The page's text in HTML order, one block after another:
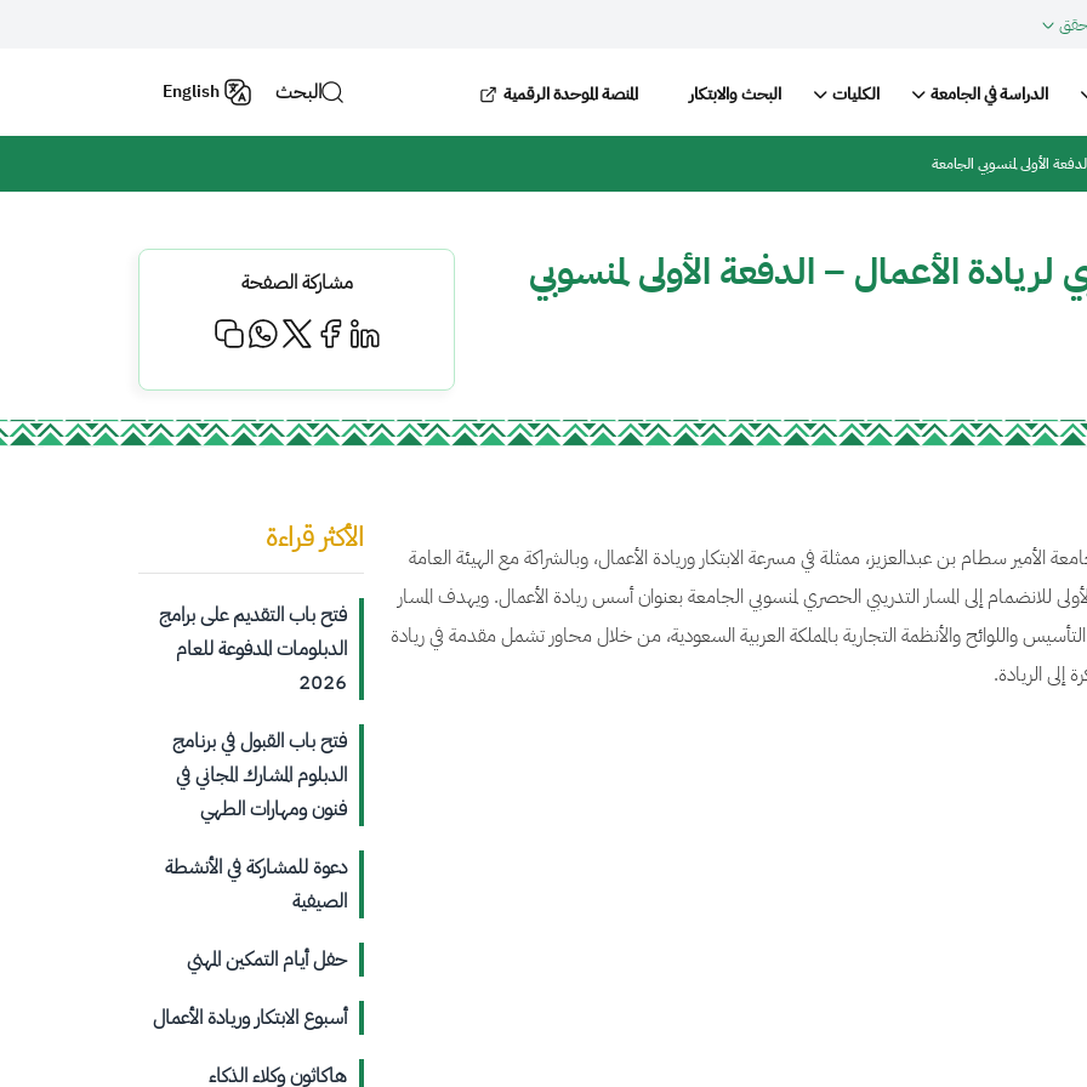
Main
الدراسة في الجامعة الكليات البحث والابتكار المنصة الموحدة الرقمية البحث English
الأولى لمنسوبي الجامعة
لريادة الأعمال – الدفعة الأولى لمنسوبي
مشاركة الصفحة
الأمير سطام بن عبدالعزيز، ممثلة في مسرعة الابتكار وريادة الأعمال، وبالشراكة مع الهيئة العامة
للانضمام إلى المسار التدريبي الحصري لمنسوبي الجامعة بعنوان أسس ريادة الأعمال. ويهدف المسار
واللوائح والأنظمة التجارية بالمملكة العربية السعودية، من خلال محاور تشمل مقدمة في ريادة
إلى الريادة.
الأكثر قراءة
فتح باب التقديم على برامج
الدبلومات المدفوعة للعام
2026
فتح باب القبول في برنامج
الدبلوم المشارك المجاني في
فنون ومهارات الطهي
دعوة للمشاركة في الأنشطة
الصيفية
حفل أيام التمكين المهني
أسبوع الابتكار وريادة الأعمال
هاكاثون وكلاء الذكاء